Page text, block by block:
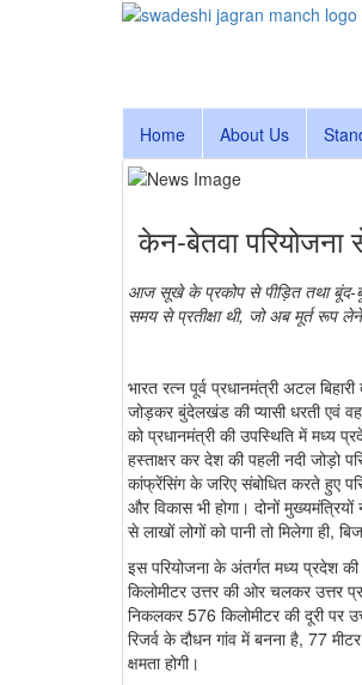
Home About Us
केन-बेतवा
आज सूखे के प्रकोप से पीड़ित तथा बूंद-
समय से प्रतीक्षा थी, जो अब मूर्त रूप
भारत रत्न पूर्व प्रधानमंत्री अटल
जोड़कर बुंदेलखंड की प्यासी धरती एवं
को प्रधानमंत्री की उपस्थिति में मध्य
हस्ताक्षर कर देश की पहली नदी जोड़ो
कांफ्रेंसिंग के जरिए संबोधित करते हुए
और विकास भी होगा। दोनों
से लाखों लोगों को पानी तो मिलेगा ही,
इस परियोजना के अंतर्गत मध्य प्रदेश
किलोमीटर उत्तर की ओर चलकर उत्तर
निकलकर 576 किलोमीटर की दूरी पर
रिजर्व के दौधन गांव में बनना है, 77
क्षमता होगी।